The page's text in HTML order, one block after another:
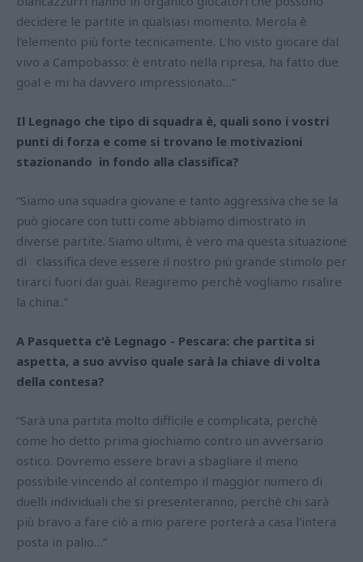
decidere le partite in qualsiasi momento. Merola è
l'elemento più forte tecnicamente. L'ho visto giocare dal
vivo a Campobasso: è entrato nella ripresa, ha fatto due
goal e mi ha davvero impressionato…”
Il Legnago che tipo di squadra è, quali sono i vostri
punti di forza e come si trovano le motivazioni
stazionando in fondo alla classifica?
“Siamo una squadra giovane e tanto aggressiva che se la
può giocare con tutti come abbiamo dimostrato in
diverse partite. Siamo ultimi, è vero ma questa situazione
di classifica deve essere il nostro più grande stimolo per
tirarci fuori dai guai. Reagiremo perchè vogliamo risalire
la china..”
A Pasquetta c'è Legnago - Pescara: che partita si
aspetta, a suo avviso quale sarà la chiave di volta
della contesa?
“Sarà una partita molto difficile e complicata, perchè
come ho detto prima giochiamo contro un avversario
ostico. Dovremo essere bravi a sbagliare il meno
possibile vincendo al contempo il maggior numero di
duelli individuali che si presenteranno, perchè chi sarà
più bravo a fare ciò a mio parere porterà a casa l'intera
posta in palio…”